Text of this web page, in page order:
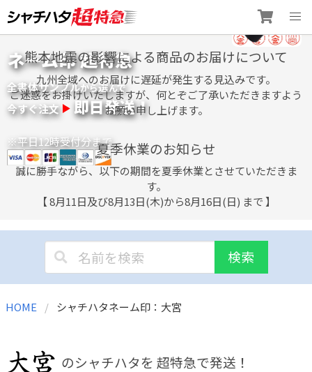
to
content
ネーム印 超特急
全書体サンプルから選んで
今すぐ注文 即日発送！
※平日12時受付分まで
熊本地震の影響による商品のお届けについて
九州全域へのお届けに遅延が発生する見込みです。
ご迷惑をお掛けいたしますが、何とぞご了承いただきますよう
お願い申し上げます。
夏季休業のお知らせ
誠に勝手ながら、以下の期間を夏季休業とさせていただきま
す。
【 8月11日及び8月13日(木)から8月16日(日) まで 】
検索
HOME シャチハタネーム印：大宮
のシャチハタを 超特急で発送！